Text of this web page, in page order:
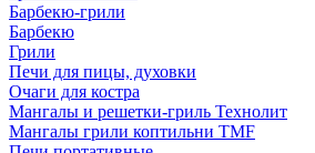
Барбекю-грили
Барбекю
Грили
Печи для пицы, духовки
Очаги для костра
Мангалы и решетки-гриль Технолит
Мангалы грили коптильни TMF